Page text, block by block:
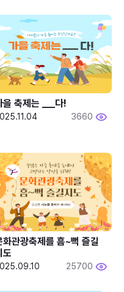
3660
화관광축제를 흠~뻑 즐길
도
25700